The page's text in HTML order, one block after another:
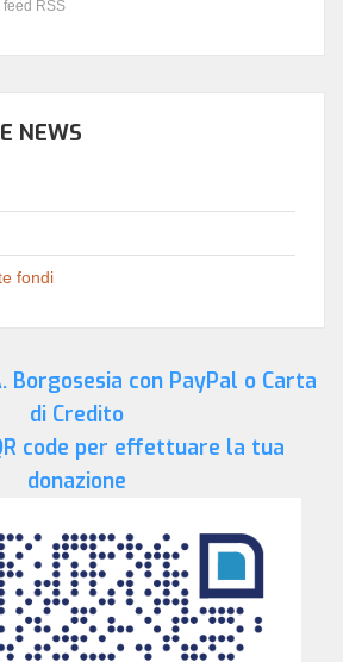
feed RSS
NEWS
fondi
Borgosesia con PayPal o Carta
di Credito
code per effettuare la tua
donazione